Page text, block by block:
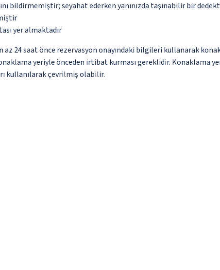
bildirmemiştir; seyahat ederken yanınızda taşınabilir bir
yer almaktadır
24 saat önce rezervasyon onayındaki bilgileri kullanarak
yeriyle önceden irtibat kurması gereklidir. Konaklama
kullanılarak çevrilmiş olabilir.